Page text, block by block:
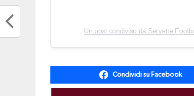
Condividi su Facebook